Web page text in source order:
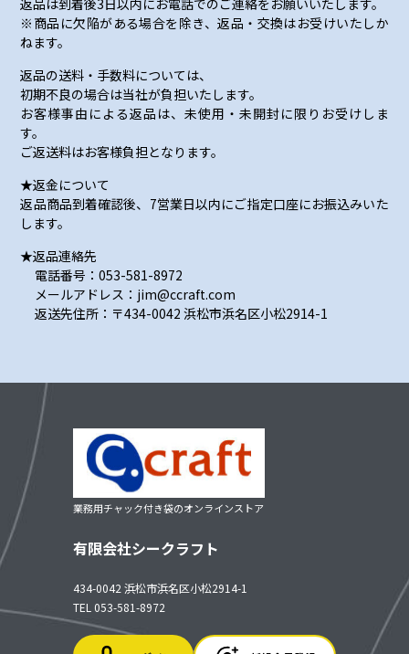
返品は到着後3日以内にお電話でのご連絡をお願いいたします。
※商品に欠陥がある場合を除き、返品・交換はお受けいたしか
ねます。
返品の送料・手数料については、
初期不良の場合は当社が負担いたします。
お客様事由による返品は、未使用・未開封に限りお受けしま
す。
ご返送料はお客様負担となります。
★返金について
返品商品到着確認後、7営業日以内にご指定口座にお振込みいた
します。
★返品連絡先
電話番号：053-581-8972
メールアドレス：jim@ccraft.com
返送先住所：〒434-0042 浜松市浜名区小松2914-1
業務用チャック付き袋のオンラインストア
有限会社シークラフト
434-0042 浜松市浜名区小松2914-1
TEL 053-581-8972